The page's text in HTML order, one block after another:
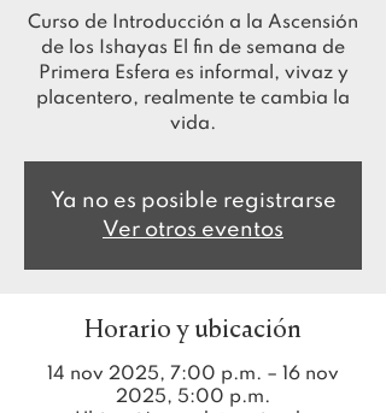
Curso de Introducción a la Ascensión
de los Ishayas El fin de semana de
Primera Esfera es informal, vivaz y
placentero, realmente te cambia la
vida.
Ya no es posible registrarse
Ver otros eventos
Horario y ubicación
14 nov 2025, 7:00 p.m. – 16 nov
2025, 5:00 p.m.